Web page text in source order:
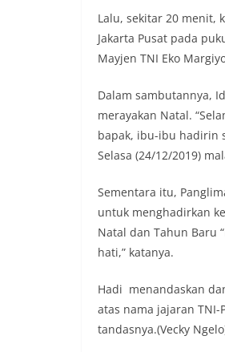
Lalu, sekitar 20 menit,
Jakarta Pusat pada
Mayjen TNI Eko
Dalam sambutannya,
merayakan Natal.
bapak, ibu-ibu hadirin
Selasa (24/12/2019)
Sementara itu,
untuk menghadirkan
Natal dan Tahun Baru
hati,” katanya.
Hadi menandaskan
atas nama jajaran
tandasnya.(Vecky